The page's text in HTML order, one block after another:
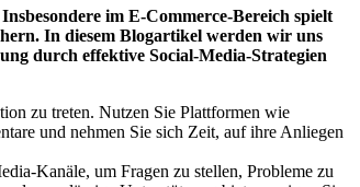
im E-Commerce-Bereich spielt
In diesem Blogartikel werden wir uns
durch effektive Social-Media-Strategien
zu treten. Nutzen Sie Plattformen wie
und nehmen Sie sich Zeit, auf ihre Anliegen
Kanäle, um Fragen zu stellen, Probleme zu